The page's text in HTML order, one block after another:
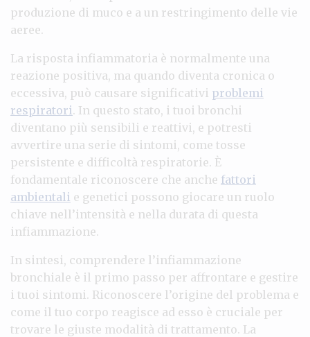
produzione di muco e a un restringimento delle vie
aeree.
La risposta infiammatoria è normalmente una
reazione positiva, ma quando diventa cronica o
eccessiva, può causare significativi problemi
respiratori. In questo stato, i tuoi bronchi
diventano più sensibili e reattivi, e potresti
avvertire una serie di sintomi, come tosse
persistente e difficoltà respiratorie. È
fondamentale riconoscere che anche fattori
ambientali e genetici possono giocare un ruolo
chiave nell’intensità e nella durata di questa
infiammazione.
In sintesi, comprendere l’infiammazione
bronchiale è il primo passo per affrontare e gestire
i tuoi sintomi. Riconoscere l’origine del problema e
come il tuo corpo reagisce ad esso è cruciale per
trovare le giuste modalità di trattamento. La